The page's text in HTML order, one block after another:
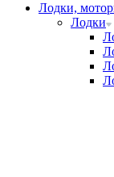
Лодки,
Лодки